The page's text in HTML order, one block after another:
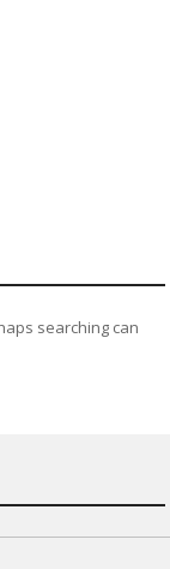
searching can